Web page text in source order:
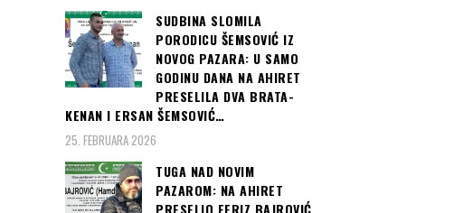
SUDBINA SLOMILA
PORODICU ŠEMSOVIĆ IZ
NOVOG PAZARA: U SAMO
GODINU DANA NA AHIRET
PRESELILA DVA BRATA-
KENAN I ERSAN ŠEMSOVIĆ…
25. FEBRUARA 2026
TUGA NAD NOVIM
PAZAROM: NA AHIRET